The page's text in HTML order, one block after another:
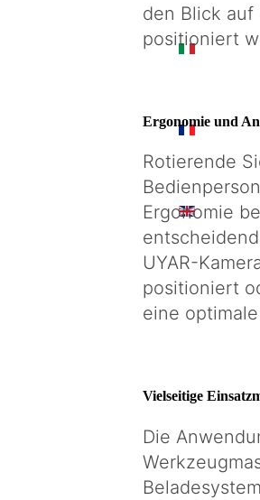
IT
FR
EN
den Blick auf
positioniert
Ergonomie und
Rotierende
Ergonomie
UYAR-
positioniert
eine
Vielseitige
Die